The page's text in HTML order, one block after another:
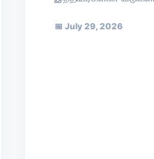
📅 July 29, 2026